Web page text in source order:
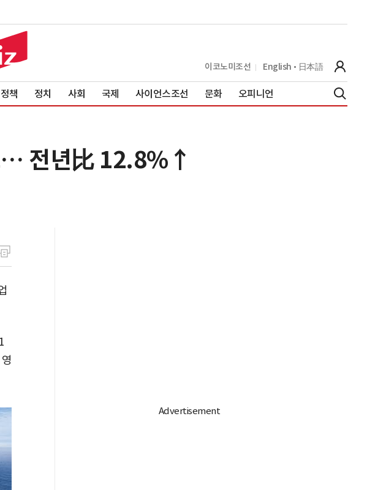
이코노미조선 English 日本語
정책 정치 사회 국제 사이언스조선 문화 오피니언
… 전년比 12.8%↑